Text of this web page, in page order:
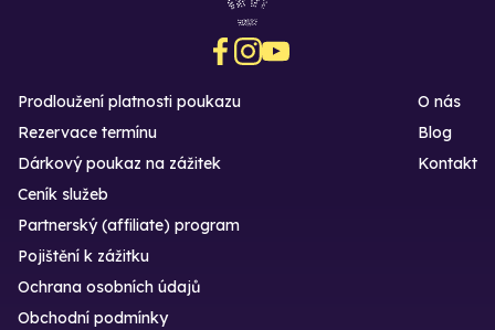
Prodloužení platnosti poukazu
Rezervace termínu
Dárkový poukaz na zážitek
O nás
Blog
Kontakt
Ceník služeb
Partnerský (affiliate) program
Pojištění k zážitku
Ochrana osobních údajů
Obchodní podmínky